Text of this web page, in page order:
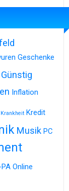
Geschenke
Günstig
Inflation
Krankheit Kredit
Musik PC
Online